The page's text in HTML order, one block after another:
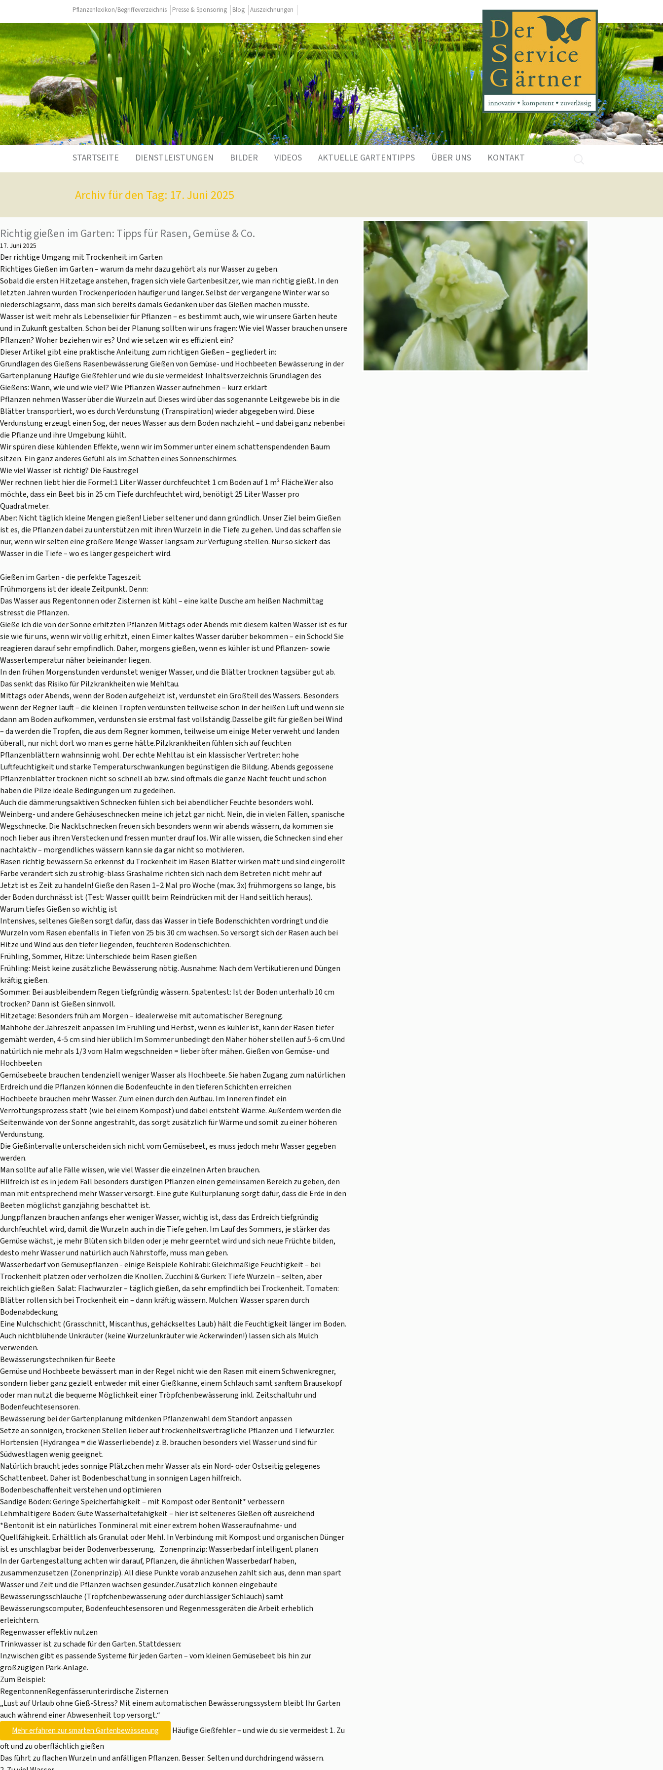
Pflanzenlexikon/Begriffeverzeichnis Presse & Sponsoring Blog Auszeichnungen
STARTSEITE DIENSTLEISTUNGEN BILDER VIDEOS AKTUELLE GARTENTIPPS ÜBER UNS KONTAKT
Archiv für den Tag: 17. Juni 2025
Richtig gießen im Garten: Tipps für Rasen, Gemüse & Co.
17. Juni 2025
Der richtige Umgang mit Trockenheit im Garten
Richtiges Gießen im Garten – warum da mehr dazu gehört als nur Wasser zu geben.
Sobald die ersten Hitzetage anstehen, fragen sich viele Gartenbesitzer, wie man richtig gießt. In den
letzten Jahren wurden Trockenperioden häufiger und länger. Selbst der vergangene Winter war so
niederschlagsarm, dass man sich bereits damals Gedanken über das Gießen machen musste.
Wasser ist weit mehr als Lebenselixier für Pflanzen – es bestimmt auch, wie wir unsere Gärten heute
und in Zukunft gestalten. Schon bei der Planung sollten wir uns fragen: Wie viel Wasser brauchen unsere
Pflanzen? Woher beziehen wir es? Und wie setzen wir es effizient ein?
Dieser Artikel gibt eine praktische Anleitung zum richtigen Gießen – gegliedert in:
Grundlagen des Gießens Rasenbewässerung Gießen von Gemüse- und Hochbeeten Bewässerung in der
Gartenplanung Häufige Gießfehler und wie du sie vermeidest Inhaltsverzeichnis Grundlagen des
Gießens: Wann, wie und wie viel? Wie Pflanzen Wasser aufnehmen – kurz erklärt
Pflanzen nehmen Wasser über die Wurzeln auf. Dieses wird über das sogenannte Leitgewebe bis in die
Blätter transportiert, wo es durch Verdunstung (Transpiration) wieder abgegeben wird. Diese
Verdunstung erzeugt einen Sog, der neues Wasser aus dem Boden nachzieht – und dabei ganz nebenbei
die Pflanze und ihre Umgebung kühlt.
Wir spüren diese kühlenden Effekte, wenn wir im Sommer unter einem schattenspendenden Baum
sitzen. Ein ganz anderes Gefühl als im Schatten eines Sonnenschirmes.
Wie viel Wasser ist richtig? Die Faustregel
Wer rechnen liebt hier die Formel:1 Liter Wasser durchfeuchtet 1 cm Boden auf 1 m² Fläche.Wer also
möchte, dass ein Beet bis in 25 cm Tiefe durchfeuchtet wird, benötigt 25 Liter Wasser pro
Quadratmeter.
Aber: Nicht täglich kleine Mengen gießen! Lieber seltener und dann gründlich. Unser Ziel beim Gießen
ist es, die Pflanzen dabei zu unterstützen mit ihren Wurzeln in die Tiefe zu gehen. Und das schaffen sie
nur, wenn wir selten eine größere Menge Wasser langsam zur Verfügung stellen. Nur so sickert das
Wasser in die Tiefe – wo es länger gespeichert wird.
Gießen im Garten - die perfekte Tageszeit
Frühmorgens ist der ideale Zeitpunkt. Denn:
Das Wasser aus Regentonnen oder Zisternen ist kühl – eine kalte Dusche am heißen Nachmittag
stresst die Pflanzen.
Gieße ich die von der Sonne erhitzten Pflanzen Mittags oder Abends mit diesem kalten Wasser ist es für
sie wie für uns, wenn wir völlig erhitzt, einen Eimer kaltes Wasser darüber bekommen – ein Schock! Sie
reagieren darauf sehr empfindlich. Daher, morgens gießen, wenn es kühler ist und Pflanzen- sowie
Wassertemperatur näher beieinander liegen.
In den frühen Morgenstunden verdunstet weniger Wasser, und die Blätter trocknen tagsüber gut ab.
Das senkt das Risiko für Pilzkrankheiten wie Mehltau.
Mittags oder Abends, wenn der Boden aufgeheizt ist, verdunstet ein Großteil des Wassers. Besonders
wenn der Regner läuft – die kleinen Tropfen verdunsten teilweise schon in der heißen Luft und wenn sie
dann am Boden aufkommen, verdunsten sie erstmal fast vollständig.Dasselbe gilt für gießen bei Wind
– da werden die Tropfen, die aus dem Regner kommen, teilweise um einige Meter verweht und landen
überall, nur nicht dort wo man es gerne hätte.Pilzkrankheiten fühlen sich auf feuchten
Pflanzenblättern wahnsinnig wohl. Der echte Mehltau ist ein klassischer Vertreter: hohe
Luftfeuchtigkeit und starke Temperaturschwankungen begünstigen die Bildung. Abends gegossene
Pflanzenblätter trocknen nicht so schnell ab bzw. sind oftmals die ganze Nacht feucht und schon
haben die Pilze ideale Bedingungen um zu gedeihen.
Auch die dämmerungsaktiven Schnecken fühlen sich bei abendlicher Feuchte besonders wohl.
Weinberg- und andere Gehäuseschnecken meine ich jetzt gar nicht. Nein, die in vielen Fällen, spanische
Wegschnecke. Die Nacktschnecken freuen sich besonders wenn wir abends wässern, da kommen sie
noch lieber aus ihren Verstecken und fressen munter drauf los. Wir alle wissen, die Schnecken sind eher
nachtaktiv – morgendliches wässern kann sie da gar nicht so motivieren.
Rasen richtig bewässern So erkennst du Trockenheit im Rasen Blätter wirken matt und sind eingerollt
Farbe verändert sich zu strohig-blass Grashalme richten sich nach dem Betreten nicht mehr auf
Jetzt ist es Zeit zu handeln! Gieße den Rasen 1–2 Mal pro Woche (max. 3x) frühmorgens so lange, bis
der Boden durchnässt ist (Test: Wasser quillt beim Reindrücken mit der Hand seitlich heraus).
Warum tiefes Gießen so wichtig ist
Intensives, seltenes Gießen sorgt dafür, dass das Wasser in tiefe Bodenschichten vordringt und die
Wurzeln vom Rasen ebenfalls in Tiefen von 25 bis 30 cm wachsen. So versorgt sich der Rasen auch bei
Hitze und Wind aus den tiefer liegenden, feuchteren Bodenschichten.
Frühling, Sommer, Hitze: Unterschiede beim Rasen gießen
Frühling: Meist keine zusätzliche Bewässerung nötig. Ausnahme: Nach dem Vertikutieren und Düngen
kräftig gießen.
Sommer: Bei ausbleibendem Regen tiefgründig wässern. Spatentest: Ist der Boden unterhalb 10 cm
trocken? Dann ist Gießen sinnvoll.
Hitzetage: Besonders früh am Morgen – idealerweise mit automatischer Beregnung.
Mähhöhe der Jahreszeit anpassen Im Frühling und Herbst, wenn es kühler ist, kann der Rasen tiefer
gemäht werden, 4-5 cm sind hier üblich.Im Sommer unbedingt den Mäher höher stellen auf 5-6 cm.Und
natürlich nie mehr als 1/3 vom Halm wegschneiden = lieber öfter mähen. Gießen von Gemüse- und
Hochbeeten
Gemüsebeete brauchen tendenziell weniger Wasser als Hochbeete. Sie haben Zugang zum natürlichen
Erdreich und die Pflanzen können die Bodenfeuchte in den tieferen Schichten erreichen
Hochbeete brauchen mehr Wasser. Zum einen durch den Aufbau. Im Inneren findet ein
Verrottungsprozess statt (wie bei einem Kompost) und dabei entsteht Wärme. Außerdem werden die
Seitenwände von der Sonne angestrahlt, das sorgt zusätzlich für Wärme und somit zu einer höheren
Verdunstung.
Die Gießintervalle unterscheiden sich nicht vom Gemüsebeet, es muss jedoch mehr Wasser gegeben
werden.
Man sollte auf alle Fälle wissen, wie viel Wasser die einzelnen Arten brauchen.
Hilfreich ist es in jedem Fall besonders durstigen Pflanzen einen gemeinsamen Bereich zu geben, den
man mit entsprechend mehr Wasser versorgt. Eine gute Kulturplanung sorgt dafür, dass die Erde in den
Beeten möglichst ganzjährig beschattet ist.
Jungpflanzen brauchen anfangs eher weniger Wasser, wichtig ist, dass das Erdreich tiefgründig
durchfeuchtet wird, damit die Wurzeln auch in die Tiefe gehen. Im Lauf des Sommers, je stärker das
Gemüse wächst, je mehr Blüten sich bilden oder je mehr geerntet wird und sich neue Früchte bilden,
desto mehr Wasser und natürlich auch Nährstoffe, muss man geben.
Wasserbedarf von Gemüsepflanzen - einige Beispiele Kohlrabi: Gleichmäßige Feuchtigkeit – bei
Trockenheit platzen oder verholzen die Knollen. Zucchini & Gurken: Tiefe Wurzeln – selten, aber
reichlich gießen. Salat: Flachwurzler – täglich gießen, da sehr empfindlich bei Trockenheit. Tomaten:
Blätter rollen sich bei Trockenheit ein – dann kräftig wässern. Mulchen: Wasser sparen durch
Bodenabdeckung
Eine Mulchschicht (Grasschnitt, Miscanthus, gehäckseltes Laub) hält die Feuchtigkeit länger im Boden.
Auch nichtblühende Unkräuter (keine Wurzelunkräuter wie Ackerwinden!) lassen sich als Mulch
verwenden.
Bewässerungstechniken für Beete
Gemüse und Hochbeete bewässert man in der Regel nicht wie den Rasen mit einem Schwenkregner,
sondern lieber ganz gezielt entweder mit einer Gießkanne, einem Schlauch samt sanftem Brausekopf
oder man nutzt die bequeme Möglichkeit einer Tröpfchenbewässerung inkl. Zeitschaltuhr und
Bodenfeuchtesensoren.
Bewässerung bei der Gartenplanung mitdenken Pflanzenwahl dem Standort anpassen
Setze an sonnigen, trockenen Stellen lieber auf trockenheitsverträgliche Pflanzen und Tiefwurzler.
Hortensien (Hydrangea = die Wasserliebende) z. B. brauchen besonders viel Wasser und sind für
Südwestlagen wenig geeignet.
Natürlich braucht jedes sonnige Plätzchen mehr Wasser als ein Nord- oder Ostseitig gelegenes
Schattenbeet. Daher ist Bodenbeschattung in sonnigen Lagen hilfreich.
Bodenbeschaffenheit verstehen und optimieren
Sandige Böden: Geringe Speicherfähigkeit – mit Kompost oder Bentonit* verbessern
Lehmhaltigere Böden: Gute Wasserhaltefähigkeit – hier ist selteneres Gießen oft ausreichend
*Bentonit ist ein natürliches Tonmineral mit einer extrem hohen Wasseraufnahme- und
Quellfähigkeit. Erhältlich als Granulat oder Mehl. In Verbindung mit Kompost und organischen Dünger
ist es unschlagbar bei der Bodenverbesserung. Zonenprinzip: Wasserbedarf intelligent planen
In der Gartengestaltung achten wir darauf, Pflanzen, die ähnlichen Wasserbedarf haben,
zusammenzusetzen (Zonenprinzip). All diese Punkte vorab anzusehen zahlt sich aus, denn man spart
Wasser und Zeit und die Pflanzen wachsen gesünder.Zusätzlich können eingebaute
Bewässerungsschläuche (Tröpfchenbewässerung oder durchlässiger Schlauch) samt
Bewässerungscomputer, Bodenfeuchtesensoren und Regenmessgeräten die Arbeit erheblich
erleichtern.
Regenwasser effektiv nutzen
Trinkwasser ist zu schade für den Garten. Stattdessen:
Inzwischen gibt es passende Systeme für jeden Garten – vom kleinen Gemüsebeet bis hin zur
großzügigen Park-Anlage.
Zum Beispiel:
RegentonnenRegenfässerunterirdische Zisternen
„Lust auf Urlaub ohne Gieß-Stress? Mit einem automatischen Bewässerungssystem bleibt Ihr Garten
auch während einer Abwesenheit top versorgt.“
Mehr erfahren zur smarten Gartenbewässerung
Häufige Gießfehler – und wie du sie vermeidest 1. Zu
oft und zu oberflächlich gießen
Das führt zu flachen Wurzeln und anfälligen Pflanzen. Besser: Selten und durchdringend wässern.